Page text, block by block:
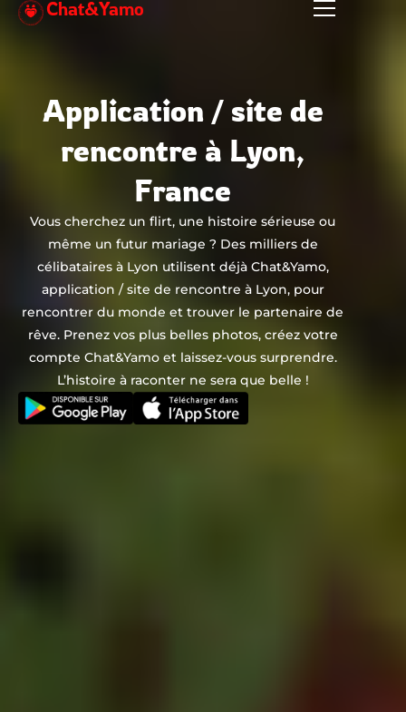
Aller
Chat&Yamo
Application / site de
rencontre à Lyon,
France
Vous cherchez un flirt, une histoire sérieuse ou
même un futur mariage ? Des milliers de
célibataires à Lyon utilisent déjà Chat&Yamo,
application / site de rencontre à Lyon, pour
rencontrer du monde et trouver le partenaire de
rêve. Prenez vos plus belles photos, créez votre
compte Chat&Yamo et laissez-vous surprendre.
L’histoire à raconter ne sera que belle !